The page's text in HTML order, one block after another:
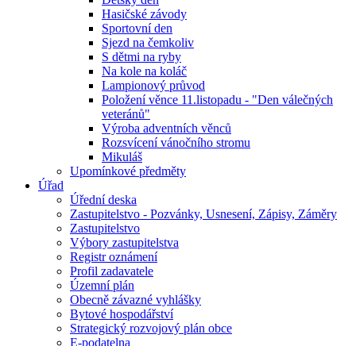
Hasičské závody
Sportovní den
Sjezd na čemkoliv
S dětmi na ryby
Na kole na koláč
Lampionový průvod
Položení věnce 11.listopadu - "Den válečných
veteránů"
Výroba adventních věnců
Rozsvícení vánočního stromu
Mikuláš
Upomínkové předměty
Úřad
Úřední deska
Zastupitelstvo - Pozvánky, Usnesení, Zápisy, Záměry
Zastupitelstvo
Výbory zastupitelstva
Registr oznámení
Profil zadavatele
Územní plán
Obecně závazné vyhlášky
Bytové hospodářství
Strategický rozvojový plán obce
E-podatelna